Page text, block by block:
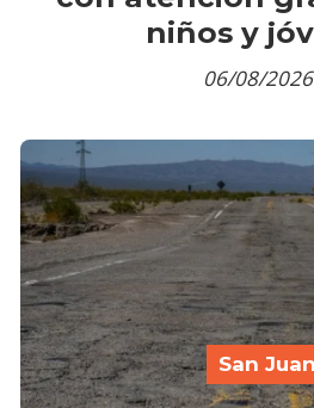
niños y
06/08/2026
San Juan